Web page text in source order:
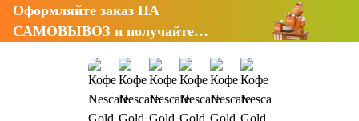
Оформляйте заказ НА
САМОВЫВОЗ и получайте